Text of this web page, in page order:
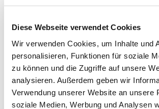
Diese Webseite verwendet Cookies
Wir verwenden Cookies, um Inhalte und
personalisieren, Funktionen für soziale
zu können und die Zugriffe auf unsere
analysieren. Außerdem geben wir
Verwendung unserer Website an unsere
soziale Medien, Werbung und Analysen
(Grading) ermittelt werden.
Kontakt:
Dr. med. Ansgar Dellmann
Institut für Pathologie
Städtisches Klinikum Braunschweig
Celler Str. 38